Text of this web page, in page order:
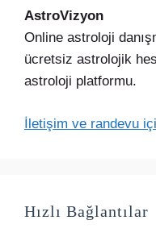
AstroVizyon
Online astroloji
ücretsiz astrolojik
astroloji platformu.
İletişim ve randevu
Hızlı Bağlantılar